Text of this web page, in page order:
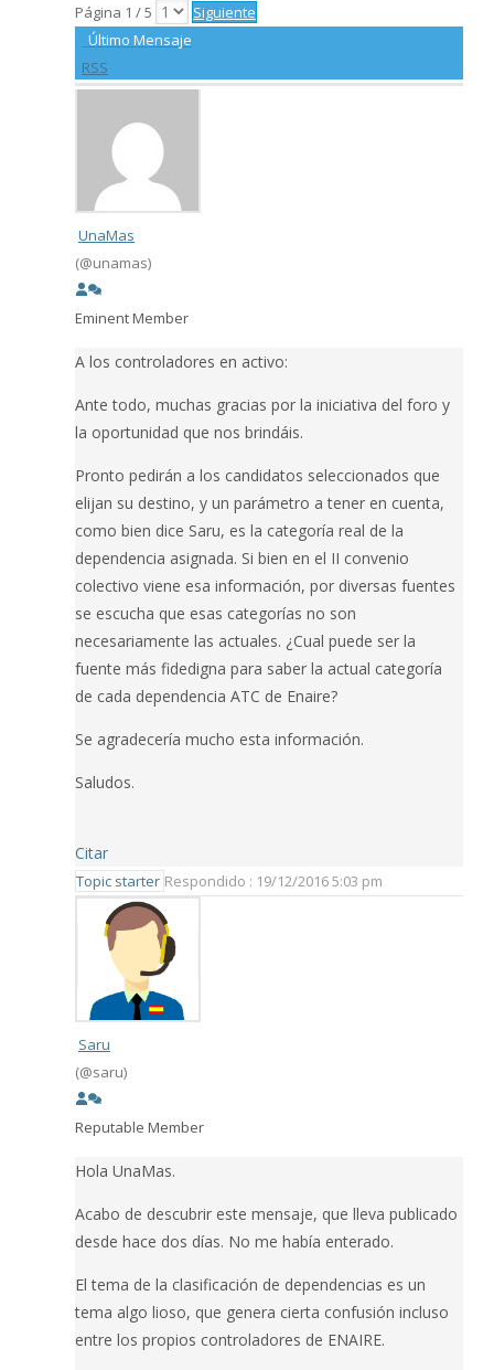
Página 1 / 5
Siguiente
Último Mensaje
RSS
UnaMas
(@unamas)
Eminent Member
A los controladores en activo:
Ante todo, muchas gracias por la iniciativa del foro y
la oportunidad que nos brindáis.
Pronto pedirán a los candidatos seleccionados que
elijan su destino, y un parámetro a tener en cuenta,
como bien dice Saru, es la categoría real de la
dependencia asignada. Si bien en el II convenio
colectivo viene esa información, por diversas fuentes
se escucha que esas categorías no son
necesariamente las actuales. ¿Cual puede ser la
fuente más fidedigna para saber la actual categoría
de cada dependencia ATC de Enaire?
Se agradecería mucho esta información.
Saludos.
Citar
Topic starter Respondido : 19/12/2016 5:03 pm
Saru
(@saru)
Reputable Member
Hola UnaMas.
Acabo de descubrir este mensaje, que lleva publicado
desde hace dos días. No me había enterado.
El tema de la clasificación de dependencias es un
tema algo lioso, que genera cierta confusión incluso
entre los propios controladores de ENAIRE.